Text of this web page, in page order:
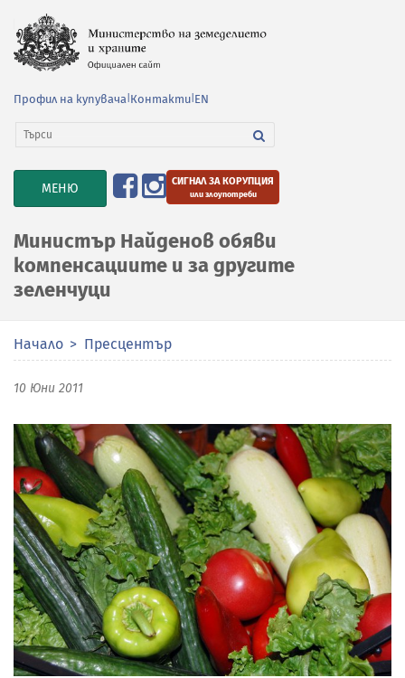
Профил на купувача Контакти EN
TOGGLE
NAVIGATION
МЕНЮ СИГНАЛ ЗА КОРУПЦИЯ
или злоупотреби
Министър Найденов обяви
компенсациите и за другите
зеленчуци
Начало Пресцентър
10 Юни 2011